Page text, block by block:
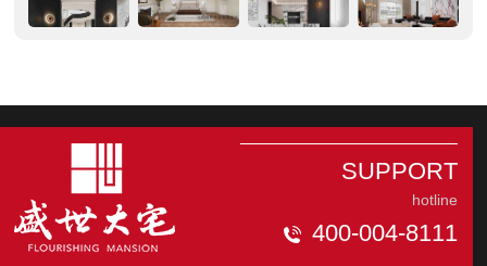
SUPPORT
hotline
400-004-8111